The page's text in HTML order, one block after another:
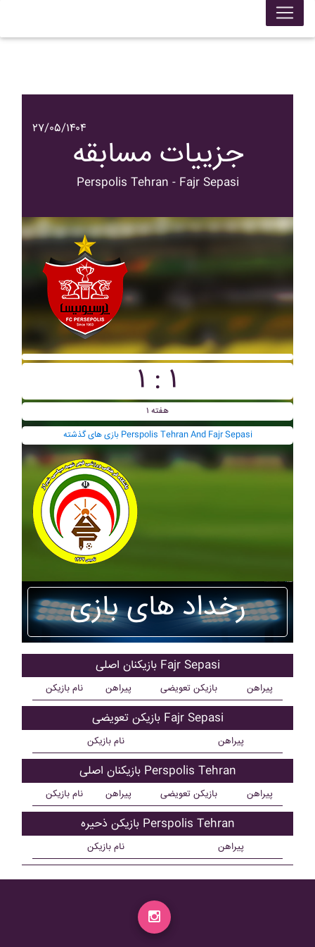
۲۷/۰۵/۱۴۰۴
جزییات مسابقه
Perspolis Tehran - Fajr Sepasi
۱ : ۱
هفته ۱
بازی های گذشته Perspolis Tehran And Fajr Sepasi
رخداد های بازی
بازیکنان اصلی Fajr Sepasi
نام بازیکن پیراهن بازیکن تعویضی پیراهن
بازیکن تعویضی Fajr Sepasi
نام بازیکن پیراهن
بازیکنان اصلی Perspolis Tehran
نام بازیکن پیراهن بازیکن تعویضی پیراهن
بازیکن ذحیره Perspolis Tehran
نام بازیکن پیراهن